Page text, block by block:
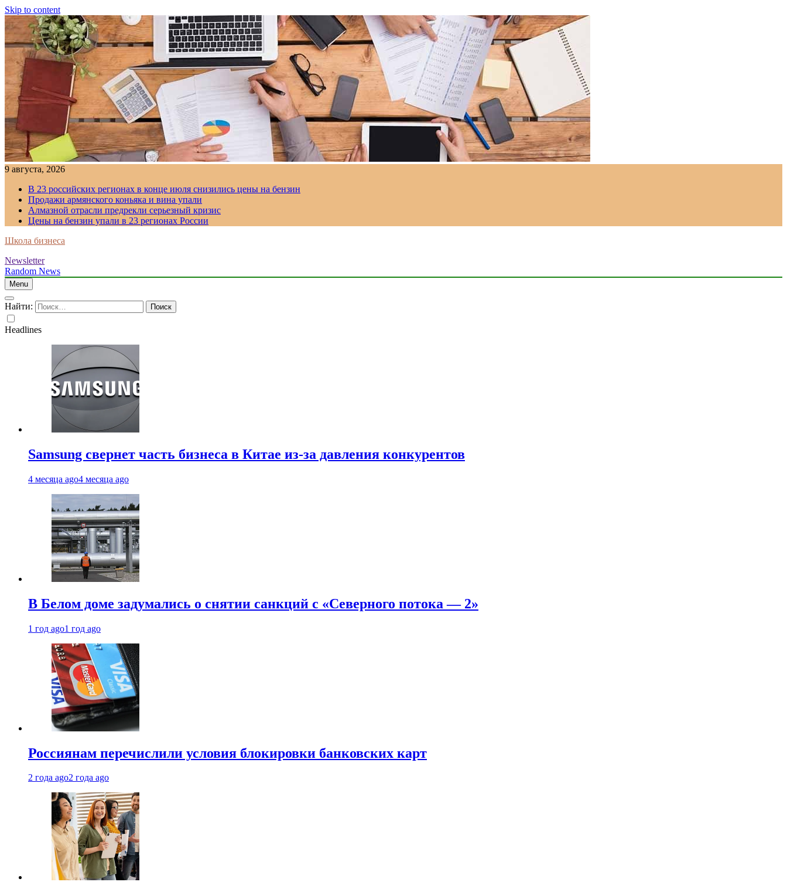
Skip to content
9 августа, 2026
В 23 российских регионах в конце июля снизились цены на бензин
Продажи армянского коньяка и вина упали
Алмазной отрасли предрекли серьезный кризис
Цены на бензин упали в 23 регионах России
Школа бизнеса
Newsletter
Random News
Menu
Найти:
Headlines
Samsung свернет часть бизнеса в Китае из-за давления конкурентов
4 месяца ago4 месяца ago
В Белом доме задумались о снятии санкций с «Северного потока — 2»
1 год ago1 год ago
Россиянам перечислили условия блокировки банковских карт
2 года ago2 года ago